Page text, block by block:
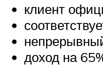
клиент
доход на